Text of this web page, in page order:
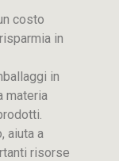
costo
in
in
materia
aiuta a
risorse